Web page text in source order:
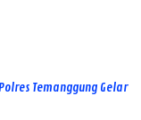
Temanggung Gelar